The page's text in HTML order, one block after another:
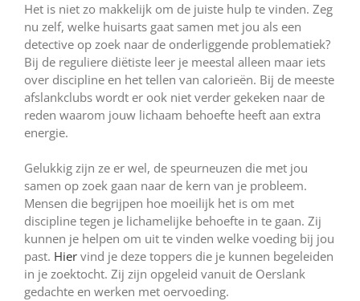
Het is niet zo makkelijk om de juiste hulp te vinden. Zeg
nu zelf, welke huisarts gaat samen met jou als een
detective op zoek naar de onderliggende problematiek?
Bij de reguliere diëtiste leer je meestal alleen maar iets
over discipline en het tellen van calorieën. Bij de meeste
afslankclubs wordt er ook niet verder gekeken naar de
reden waarom jouw lichaam behoefte heeft aan extra
energie.
Gelukkig zijn ze er wel, de speurneuzen die met jou
samen op zoek gaan naar de kern van je probleem.
Mensen die begrijpen hoe moeilijk het is om met
discipline tegen je lichamelijke behoefte in te gaan. Zij
kunnen je helpen om uit te vinden welke voeding bij jou
past. Hier vind je deze toppers die je kunnen begeleiden
in je zoektocht. Zij zijn opgeleid vanuit de Oerslank
gedachte en werken met oervoeding.